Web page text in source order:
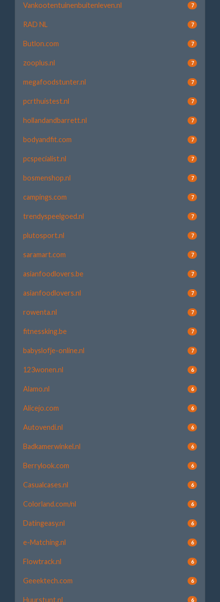
Vankootentuinenbuitenleven.nl 7
RAD NL 7
Butlon.com 7
zooplus.nl 7
megafoodstunter.nl 7
pcrthuistest.nl 7
hollandandbarrett.nl 7
bodyandfit.com 7
pcspecialist.nl 7
bosmenshop.nl 7
campings.com 7
trendyspeelgoed.nl 7
plutosport.nl 7
saramart.com 7
asianfoodlovers.be 7
asianfoodlovers.nl 7
rowenta.nl 7
fitnessking.be 7
babyslofje-online.nl 7
123wonen.nl 6
Alamo.nl 6
Alicejo.com 6
Autovendi.nl 6
Badkamerwinkel.nl 6
Berrylook.com 6
Casualcases.nl 6
Colorland.com/nl 6
Datingeasy.nl 6
e-Matching.nl 6
Flowtrack.nl 6
Geeektech.com 6
Huurstunt.nl 6